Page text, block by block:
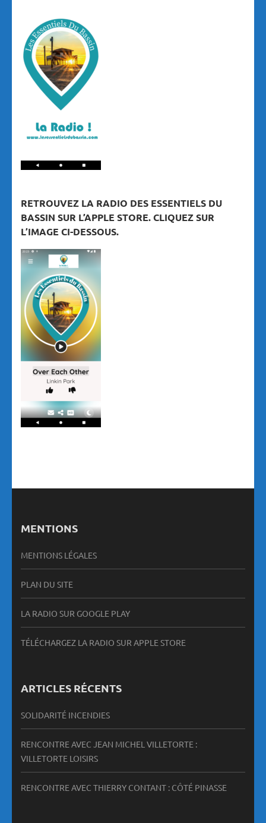
RETROUVEZ LA RADIO DES ESSENTIELS DU
BASSIN SUR L’APPLE STORE. CLIQUEZ SUR
L’IMAGE CI-DESSOUS.
MENTIONS
MENTIONS LÉGALES
PLAN DU SITE
LA RADIO SUR GOOGLE PLAY
TÉLÉCHARGEZ LA RADIO SUR APPLE STORE
ARTICLES RÉCENTS
SOLIDARITÉ INCENDIES
RENCONTRE AVEC JEAN MICHEL VILLETORTE :
VILLETORTE LOISIRS
RENCONTRE AVEC THIERRY CONTANT : CÔTÉ PINASSE